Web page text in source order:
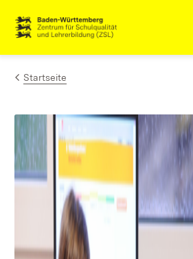
Zum Inhalt springen
Link zur Startseite
Startseite